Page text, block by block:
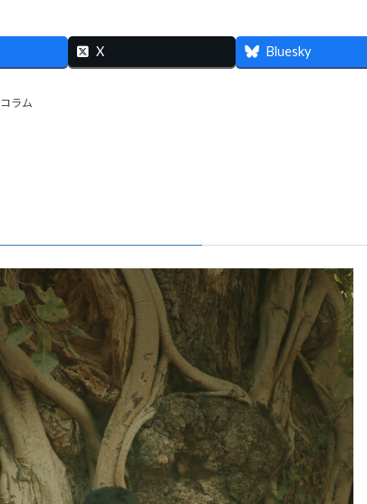
X Bluesky
コラム